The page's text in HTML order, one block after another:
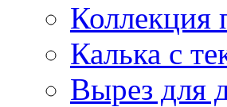
Коллекция
Калька с
Вырез для